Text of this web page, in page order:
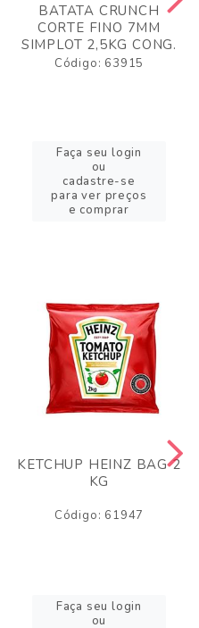
BATATA CRUNCH
CORTE FINO 7MM
SIMPLOT 2,5KG CONG.
Código: 63915
Faça seu login
ou
cadastre-se
para ver preços
e comprar
KETCHUP HEINZ BAG 2
KG
Código: 61947
Faça seu login
ou